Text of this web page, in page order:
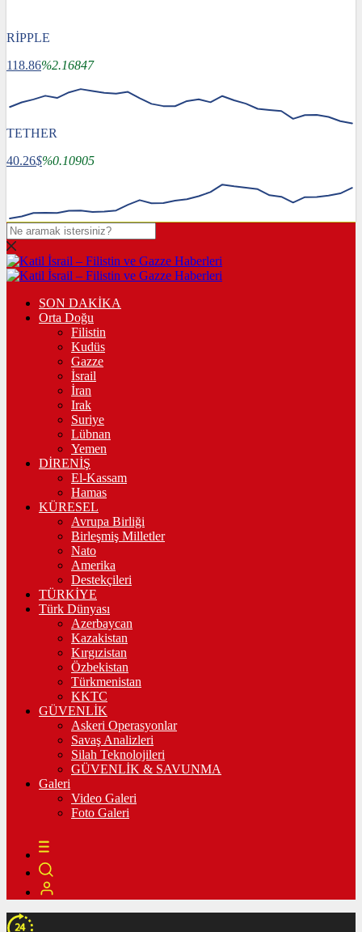
RİPPLE
118.86%2.16847
TETHER
40.26$%0.10905
SON DAKİKA
Orta Doğu
Filistin
Kudüs
Gazze
İsrail
İran
Irak
Suriye
Lübnan
Yemen
DİRENİŞ
El-Kassam
Hamas
KÜRESEL
Avrupa Birliği
Birleşmiş Milletler
Nato
Amerika
Destekçileri
TÜRKİYE
Türk Dünyası
Azerbaycan
Kazakistan
Kırgızistan
Özbekistan
Türkmenistan
KKTC
GÜVENLİK
Askeri Operasyonlar
Savaş Analizleri
Silah Teknolojileri
GÜVENLİK & SAVUNMA
Galeri
Video Galeri
Foto Galeri